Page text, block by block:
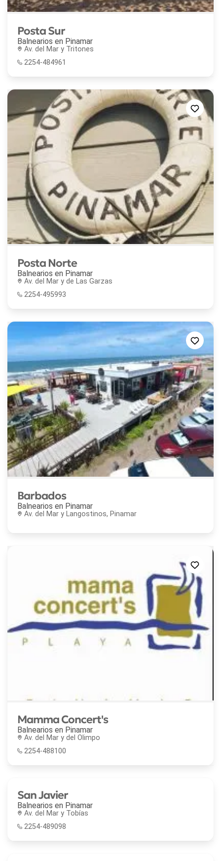
Posta Sur
Balnearios en Pinamar
Av. del Mar y Tritones
2254-484961
Posta Norte
Balnearios en Pinamar
Av. del Mar y de Las Garzas
2254-495993
Barbados
Balnearios en Pinamar
Av. del Mar y Langostinos, Pinamar
Mamma Concert's
Balnearios en Pinamar
Av. del Mar y del Olimpo
2254-488100
San Javier
Balnearios en Pinamar
Av. del Mar y Tobías
2254-489098